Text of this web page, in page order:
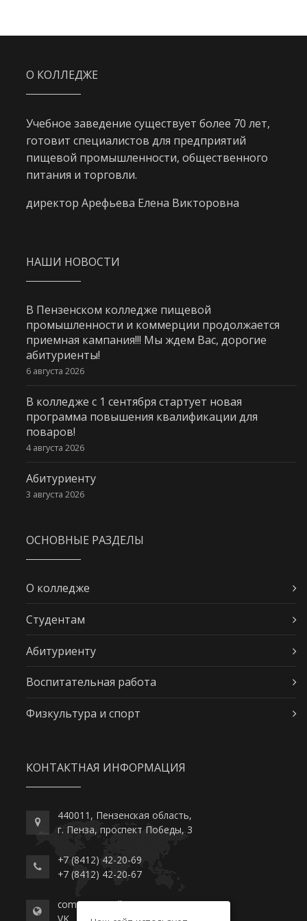
О КОЛЛЕДЖЕ
Учебное заведение существует более 70 лет,
готовит специалистов для предприятий
пищевой промышленности, общественного
питания и торговли.
директор Арефьева Елена Викторовна
НАШИ НОВОСТИ
В Пензенском колледже пищевой
промышленности и коммерции продолжается
приемная кампания!!! Мы ждем Вас, дорогие
абитуриенты!
6 августа 2026
В колледже с 1 сентября стартует новая
программа повышения квалификации для
поваров!
4 августа 2026
Абитуриенту
3 августа 2026
ОСНОВНЫЕ РАЗДЕЛЫ
О колледже
Студентам
Абитуриенту
Воспитательная работа
Физкультура и спорт
КОНТАКТНАЯ ИНФОРМАЦИЯ
440011, Пензенская область,
г. Пенза, проспект Победы, 3
+7 (8412) 42-20-69
+7 (8412) 42-20-67
commerce-college.ru